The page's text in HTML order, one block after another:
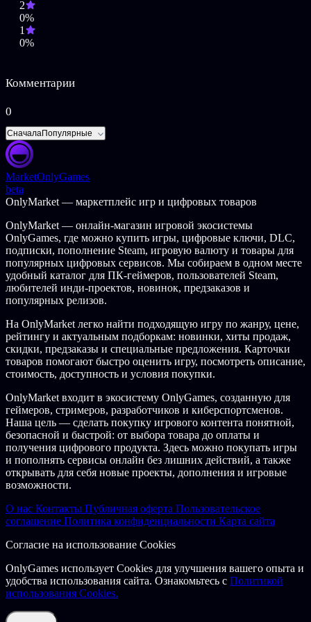
Заражение Аньлин — это тяжелый гнет. Не теряйте время
попусту и успейте сделать как можно больше за отведенные
вам дни. Время никого не ждет, и вам придется продолжать
маленькие радости...
Ключевые особенности:
в режиме реального времени.
Карта мира формируется игроком
Игра в жанре rogue-like, которую интересно пройти
несколько раз
Красивый мир в стиле low poly
Взаимодействуйте с десятками НИП
Трогательная история о выживании и умении отпускать
Вырастите своего сына, обучите своего ИИ-напарника
Потрясающий саундтрек
Переводы
Из-за раннего доступа мы не успели сделать все переводы и
используем для этого ИИ/машинное обучение. Текст будет
меняться на протяжении всего времени работы EA. Текст не
будет полностью точным.
Мы знаем, что это не идеально, но с вашей поддержкой мы
сможем улучшить ситуацию! Присоединяйтесь к нам в
discord, чтобы узнать, как вы можете помочь!
Переводы будут добавлены в патче дня 2 или дня 3 для
следующих языков: французский, немецкий, испанский,
итальянский, португальский, русский, турецкий и корейский.
На данном этапе переводы не затронут все части игры, но
команда будет добавлять их быстрее.
Мы ценим ваше терпение и понимание.
Эта игра может содержать контент, не подходящий для
всех возрастов.
2
0%
1
0%
Комментарии
0
СначалаПопулярные
MarketOnlyGames
beta
OnlyMarket — маркетплейс игр и цифровых товаров
OnlyMarket — онлайн-магазин игровой экосистемы
OnlyGames, где можно купить игры, цифровые ключи, DLC,
подписки, пополнение Steam, игровую валюту и товары для
популярных цифровых сервисов. Мы собираем в одном месте
удобный каталог для ПК-геймеров, пользователей Steam,
любителей инди-проектов, новинок, предзаказов и
популярных релизов.
На OnlyMarket легко найти подходящую игру по жанру, цене,
рейтингу и актуальным подборкам: новинки, хиты продаж,
скидки, предзаказы и специальные предложения. Карточки
товаров помогают быстро оценить игру, посмотреть описание,
стоимость, доступность и условия покупки.
OnlyMarket входит в экосистему OnlyGames, созданную для
геймеров, стримеров, разработчиков и киберспортсменов.
Наша цель — сделать покупку игрового контента понятной,
безопасной и быстрой: от выбора товара до оплаты и
получения цифрового продукта. Здесь можно покупать игры
и пополнять сервисы онлайн без лишних действий, а также
открывать для себя новые проекты, дополнения и игровые
возможности.
О нас Контакты Публичная оферта Пользовательское
соглашение Политика конфиденциальности Карта сайта
Согласие на использование Cookies
OnlyGames использует Cookies для улучшения вашего опыта и
удобства использования сайта. Ознакомьтесь с Политикой
использования Cookies.